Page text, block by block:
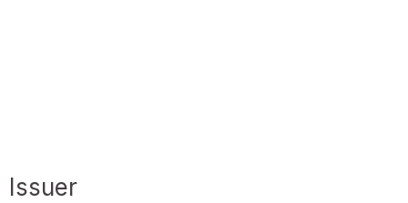
Issuer